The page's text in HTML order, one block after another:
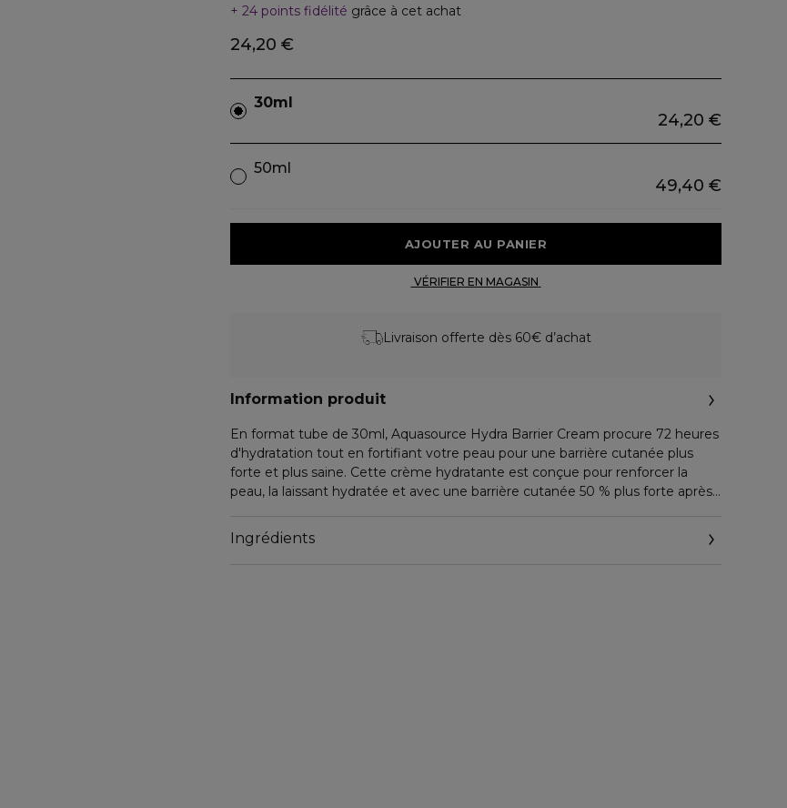
24 points fidélité grâce à cet achat
24,20 €
30ml
24,20 €
50ml
49,40 €
Livraison offerte dès 60€ d’achat
Information produit
En format tube de 30ml, Aquasource Hydra Barrier Cream procure 72 heures
d'hydratation tout en fortifiant votre peau pour une barrière cutanée plus
forte et plus saine. Cette crème hydratante est conçue pour renforcer la
peau, la laissant hydratée et avec une barrière cutanée 50 % plus forte après
Ingrédients